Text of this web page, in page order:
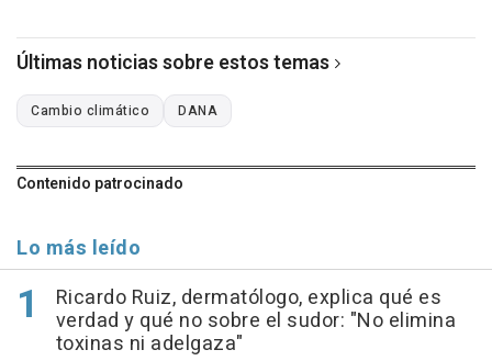
Últimas noticias sobre estos temas
Cambio climático DANA
Contenido patrocinado
Lo más leído
Ricardo Ruiz, dermatólogo, explica qué es
verdad y qué no sobre el sudor: "No elimina
toxinas ni adelgaza"